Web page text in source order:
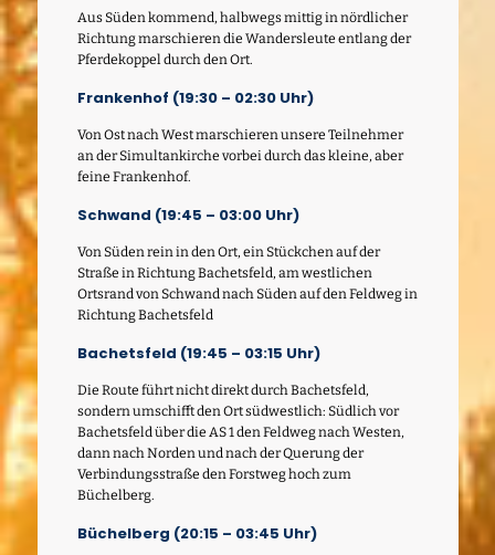
Aus Süden kommend, halbwegs mittig in nördlicher
Richtung marschieren die Wandersleute entlang der
Pferdekoppel durch den Ort.
Frankenhof (19:30 – 02:30 Uhr)
Von Ost nach West marschieren unsere Teilnehmer
an der Simultankirche vorbei durch das kleine, aber
feine Frankenhof.
Schwand (19:45 – 03:00 Uhr)
Von Süden rein in den Ort, ein Stückchen auf der
Straße in Richtung Bachetsfeld, am westlichen
Ortsrand von Schwand nach Süden auf den Feldweg in
Richtung Bachetsfeld
Bachetsfeld (19:45 – 03:15 Uhr)
Die Route führt nicht direkt durch Bachetsfeld,
sondern umschifft den Ort südwestlich: Südlich vor
Bachetsfeld über die AS 1 den Feldweg nach Westen,
dann nach Norden und nach der Querung der
Verbindungsstraße den Forstweg hoch zum
Büchelberg.
Büchelberg (20:15 – 03:45 Uhr)